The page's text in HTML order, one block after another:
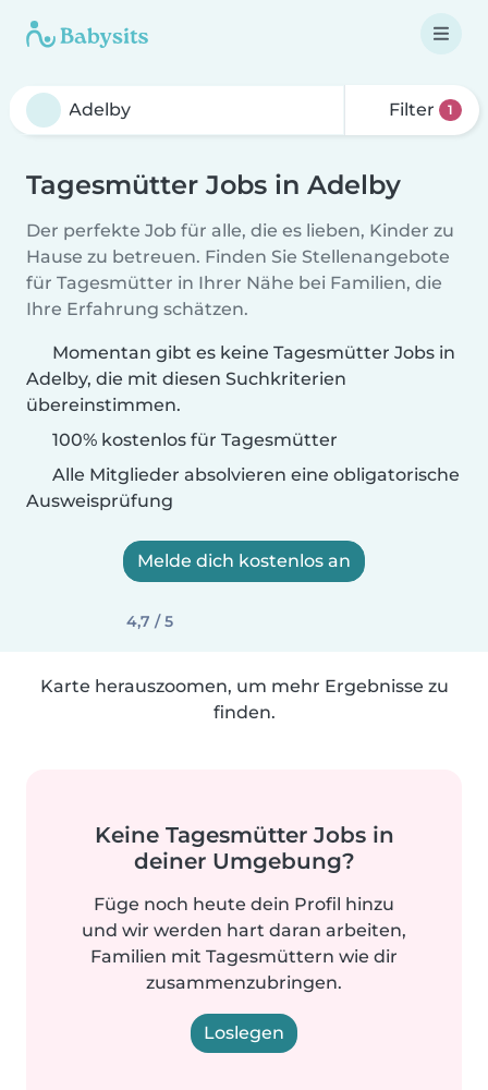
Filter 1
Tagesmütter Jobs in Adelby
Der perfekte Job für alle, die es lieben, Kinder zu
Hause zu betreuen. Finden Sie Stellenangebote
für Tagesmütter in Ihrer Nähe bei Familien, die
Ihre Erfahrung schätzen.
Momentan gibt es keine Tagesmütter Jobs in
Adelby, die mit diesen Suchkriterien
übereinstimmen.
100% kostenlos für Tagesmütter
Alle Mitglieder absolvieren eine obligatorische
Ausweisprüfung
Melde dich kostenlos an
4,7 / 5
Karte herauszoomen, um mehr Ergebnisse zu
finden.
Keine Tagesmütter Jobs in
deiner Umgebung?
Füge noch heute dein Profil hinzu
und wir werden hart daran arbeiten,
Familien mit Tagesmüttern wie dir
zusammenzubringen.
Loslegen